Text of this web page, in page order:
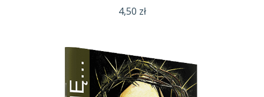
4,50 zł